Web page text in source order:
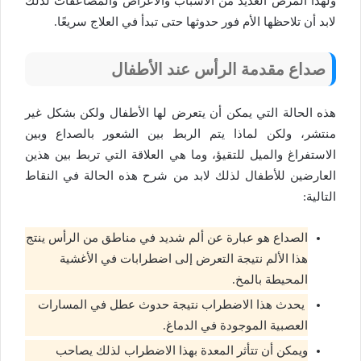
لابد أن تلاحظها الأم فور حدوثها حتى تبدأ في العلاج سريعًا.
صداع مقدمة الرأس عند الأطفال
هذه الحالة التي يمكن أن يتعرض لها الأطفال ولكن بشكل غير
منتشر، ولكن لماذا يتم الربط بين الشعور بالصداع وبين
الاستفراغ والميل للتقيؤ، وما هي العلاقة التي تربط بين هذين
العارضين للأطفال لذلك لابد من شرح هذه الحالة في النقاط
التالية:
الصداع هو عبارة عن ألم شديد في مناطق من الرأس ينتج
هذا الألم نتيجة التعرض إلى اضطرابات في الأغشية
المحيطة بالمخ.
يحدث هذا الاضطراب نتيجة حدوث عطل في المسارات
العصبية الموجودة في الدماغ.
ويمكن أن تتأثر المعدة بهذا الاضطراب لذلك يصاحب